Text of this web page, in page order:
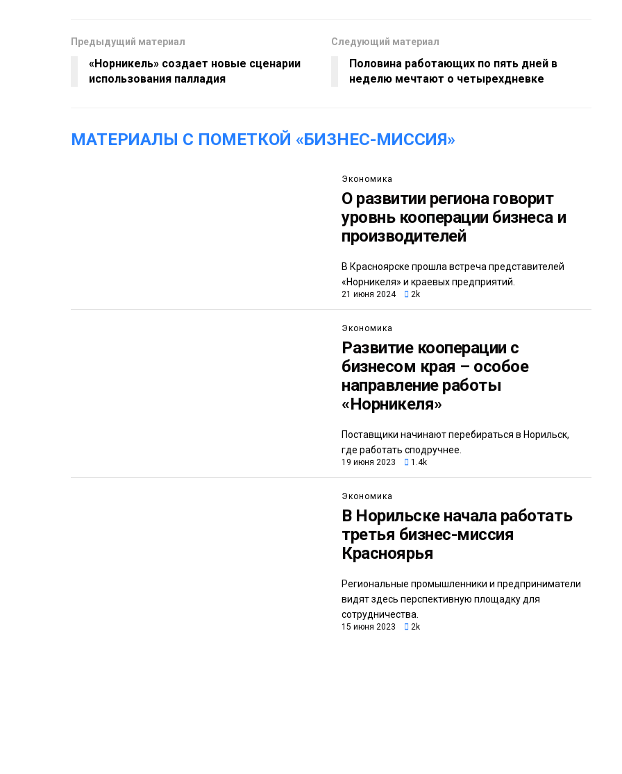
Предыдущий материал
«Норникель» создает новые сценарии
использования палладия
Следующий материал
Половина работающих по пять дней в
неделю мечтают о четырехдневке
МАТЕРИАЛЫ С ПОМЕТКОЙ «БИЗНЕС-МИССИЯ»
Экономика
О развитии региона говорит
уровнь кооперации бизнеса и
производителей
В Красноярске прошла встреча представителей
«Норникеля» и краевых предприятий.
21 июня 2024 2k
Экономика
Развитие кооперации с
бизнесом края – особое
направление работы
«Норникеля»
Поставщики начинают перебираться в Норильск,
где работать сподручнее.
19 июня 2023 1.4k
Экономика
В Норильске начала работать
третья бизнес-миссия
Красноярья
Региональные промышленники и предприниматели
видят здесь перспективную площадку для
сотрудничества.
15 июня 2023 2k